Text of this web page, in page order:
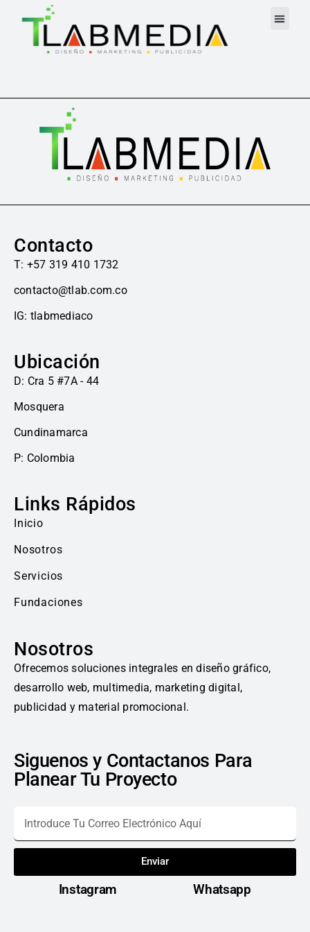
Contacto
T: +57 319 410 1732
contacto@tlab.com.co
IG: tlabmediaco
Ubicación
D: Cra 5 #7A - 44
Mosquera
Cundinamarca
P: Colombia
Links Rápidos
Inicio
Nosotros
Servicios
Fundaciones
Nosotros
Ofrecemos soluciones integrales en diseño gráfico,
desarrollo web, multimedia, marketing digital,
publicidad y material promocional.
Siguenos y Contactanos Para
Planear Tu Proyecto
Enviar
Instagram Whatsapp